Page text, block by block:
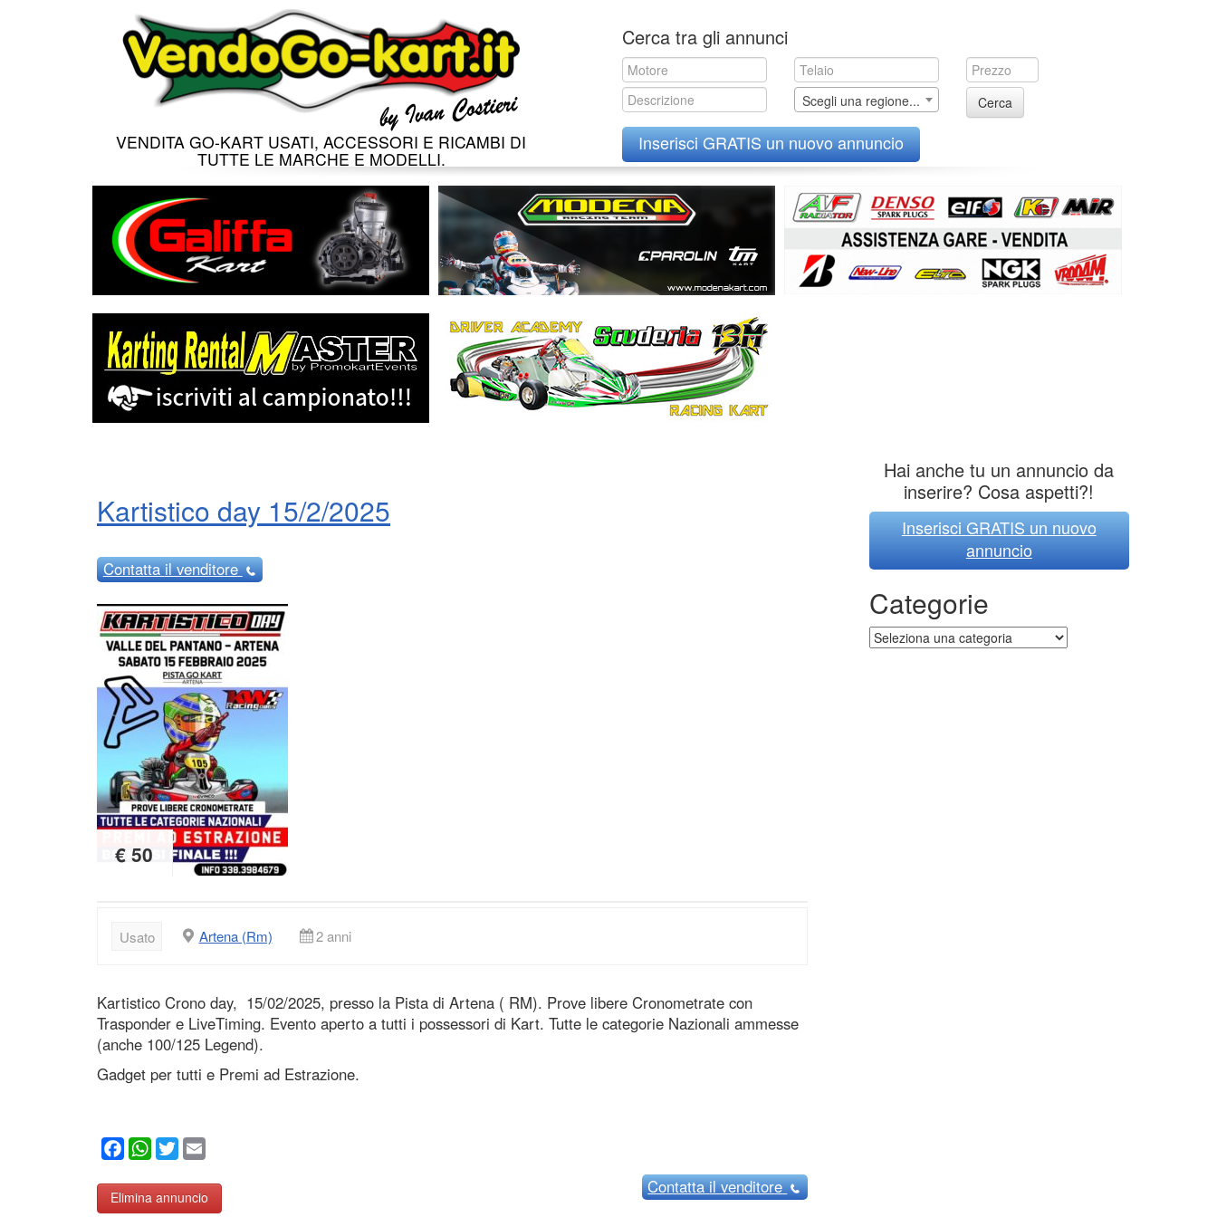
VENDITA GO-KART USATI, ACCESSORI E RICAMBI DI
TUTTE LE MARCHE E MODELLI.
to
content
Cerca tra gli annunci
Scegli una regione... Cerca
Inserisci GRATIS un nuovo annuncio
Kartistico day 15/2/2025
Contattail venditore
€ 50
Usato Artena (Rm) 2 anni
Kartistico Crono day, 15/02/2025, presso la Pista di Artena ( RM). Prove libere Cronometrate con
Trasponder e LiveTiming. Evento aperto a tutti i possessori di Kart. Tutte le categorie Nazionali ammesse
(anche 100/125 Legend).
Gadget per tutti e Premi ad Estrazione.
Facebook
WhatsApp
Twitter
Elimina annuncio
Contattail venditore
Hai anche tu un annuncio da
inserire? Cosa aspetti?!
Inserisci GRATIS un nuovo
annuncio
Categorie
Categorie